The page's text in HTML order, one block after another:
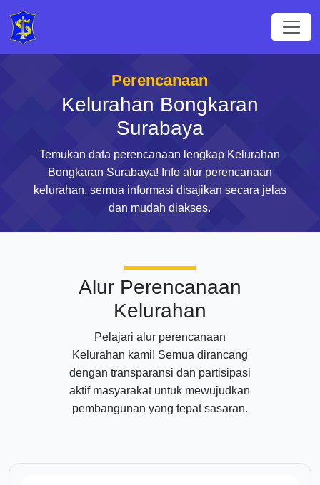
Perencanaan
Kelurahan Bongkaran
Surabaya
Temukan data perencanaan lengkap Kelurahan
Bongkaran Surabaya! Info alur perencanaan
kelurahan, semua informasi disajikan secara jelas
dan mudah diakses.
Alur Perencanaan
Kelurahan
Pelajari alur perencanaan
Kelurahan kami! Semua dirancang
dengan transparansi dan partisipasi
aktif masyarakat untuk mewujudkan
pembangunan yang tepat sasaran.